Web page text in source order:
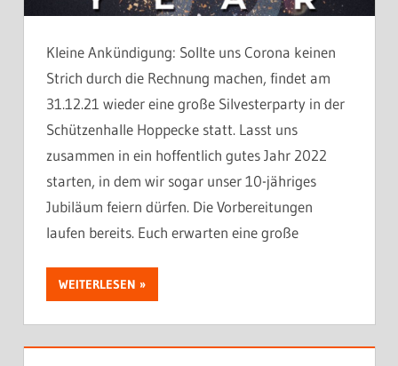
Kleine Ankündigung: Sollte uns Corona keinen
Strich durch die Rechnung machen, findet am
31.12.21 wieder eine große Silvesterparty in der
Schützenhalle Hoppecke statt. Lasst uns
zusammen in ein hoffentlich gutes Jahr 2022
starten, in dem wir sogar unser 10-jähriges
Jubiläum feiern dürfen. Die Vorbereitungen
laufen bereits. Euch erwarten eine große
WEITERLESEN